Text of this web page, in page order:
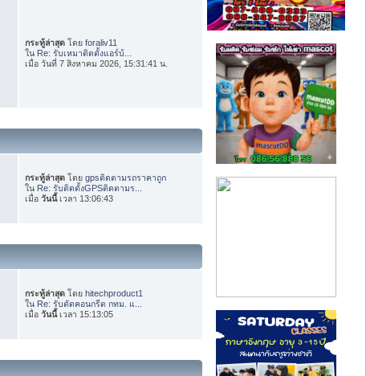
กระทู้ล่าสุด โดยforaliv11
ใน Re: รับเหมาติดตั้งแอร์บ้...
เมื่อ วันที่ 7 สิงหาคม 2026, 15:31:41 น.
กระทู้ล่าสุด โดยgpsติดตามรถราคาถูก
ใน Re: รับติดตั้งGPSติดตามร...
เมื่อวันนี้เวลา 13:06:43
กระทู้ล่าสุด โดยhitechproduct1
ใน Re: รับตัดคอนกรีต กทม. แ...
เมื่อวันนี้เวลา 15:13:05